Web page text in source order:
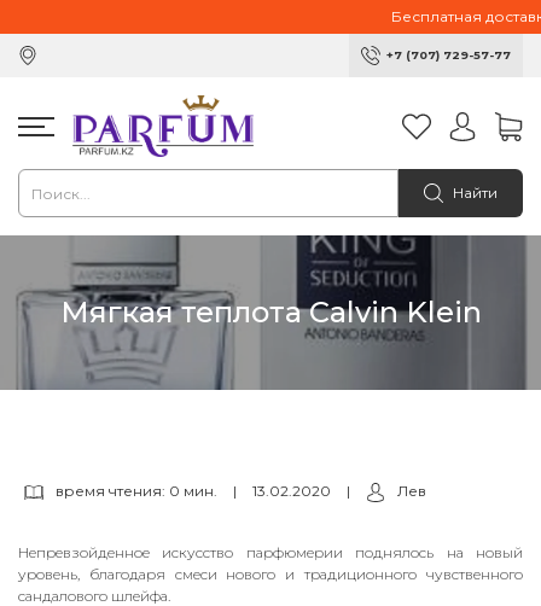
Бесплатная
+7 (707) 729-57-77
Найти
Мягкая теплота Calvin Klein
время чтения: 0 мин. | 13.02.2020 | Лев
Непревзойденное искусство парфюмерии поднялось на новый
уровень, благодаря смеси нового и традиционного чувственного
сандалового шлейфа.